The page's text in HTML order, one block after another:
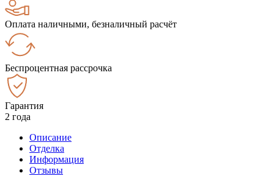
Оплата наличными, безналичный расчёт
Беспроцентная рассрочка
Гарантия
2 года
Описание
Отделка
Информация
Отзывы